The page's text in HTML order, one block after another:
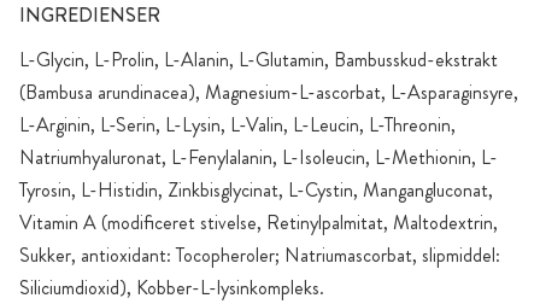
INGREDIENSER
L-Glycin, L-Prolin, L-Alanin, L-Glutamin, Bambusskud-ekstrakt
(Bambusa arundinacea), Magnesium-L-ascorbat, L-Asparaginsyre,
L-Arginin, L-Serin, L-Lysin, L-Valin, L-Leucin, L-Threonin,
Natriumhyaluronat, L-Fenylalanin, L-Isoleucin, L-Methionin, L-
Tyrosin, L-Histidin, Zinkbisglycinat, L-Cystin, Mangangluconat,
Vitamin A (modificeret stivelse, Retinylpalmitat, Maltodextrin,
Sukker, antioxidant: Tocopheroler; Natriumascorbat, slipmiddel:
Siliciumdioxid), Kobber-L-lysinkompleks.